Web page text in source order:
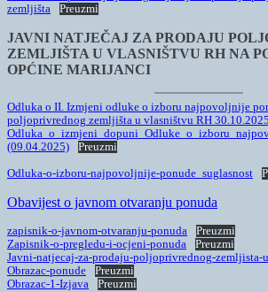
zemljišta
Preuzmi
JAVNI NATJEČAJ ZA PRODAJU
ZEMLJIŠTA U VLASNIŠTVU RH NA
OPĆINE MARIJANCI
Odluka o II. Izmjeni odluke o izboru najpovoljnije
poljoprivrednog zemljišta u vlasništvu RH 30.10.2025
(09.04.2025)
Preuzmi
Odluka-o-izboru-najpovoljnije-ponude_suglasnost
Obavijest o javnom otvaranju ponuda
zapisnik-o-javnom-otvaranju-ponuda
Preuzmi
Zapisnik-o-pregledu-i-ocjeni-ponuda
Preuzmi
Javni-natjecaj-za-prodaju-poljoprivrednog-zemljista-
Obrazac-ponude
Preuzmi
Obrazac-1-Izjava
Preuzmi